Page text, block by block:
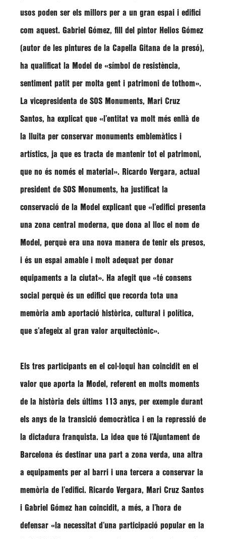
usos poden ser els millors per a un gran espai i edifici
com aquest. Gabriel Gómez, fill del pintor Helios Gómez
(autor de les pintures de la Capella Gitana de la presó),
ha qualificat la Model de «símbol de resistència,
sentiment patit per molta gent i patrimoni de tothom».
La vicepresidenta de SOS Monuments, Mari Cruz
Santos, ha explicat que «l’entitat va molt més enllà de
la lluita per conservar monuments emblemàtics i
artístics, ja que es tracta de mantenir tot el patrimoni,
que no és només el material». Ricardo Vergara, actual
president de SOS Monuments, ha justificat la
conservació de la Model explicant que «l’edifici presenta
una zona central moderna, que dona al lloc el nom de
Model, perquè era una nova manera de tenir els presos,
i és un espai amable i molt adequat per donar
equipaments a la ciutat». Ha afegit que «té consens
social perquè és un edifici que recorda tota una
memòria amb aportació històrica, cultural i política,
que s’afegeix al gran valor arquitectònic».
Els tres participants en el col·loqui han coincidit en el
valor que aporta la Model, referent en molts moments
de la història dels últims 113 anys, per exemple durant
els anys de la transició democràtica i en la repressió de
la dictadura franquista. La idea que té l’Ajuntament de
Barcelona és destinar una part a zona verda, una altra
a equipaments per al barri i una tercera a conservar la
memòria de l’edifici. Ricardo Vergara, Mari Cruz Santos
i Gabriel Gómez han coincidit, a més, a l’hora de
defensar «l a necessitat d’una participació popular en la